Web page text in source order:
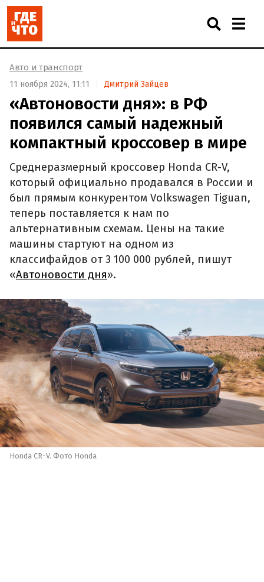
Авто и транспорт
11 ноября 2024, 11:11 Дмитрий Зайцев
«Автоновости дня»: в РФ
появился самый надежный
компактный кроссовер в мире
Среднеразмерный кроссовер Honda CR-V,
который официально продавался в России и
был прямым конкурентом Volkswagen Tiguan,
теперь поставляется к нам по
альтернативным схемам. Цены на такие
машины стартуют на одном из
классифайдов от 3 100 000 рублей, пишут
«Автоновости дня».
Honda CR-V. Фото Honda